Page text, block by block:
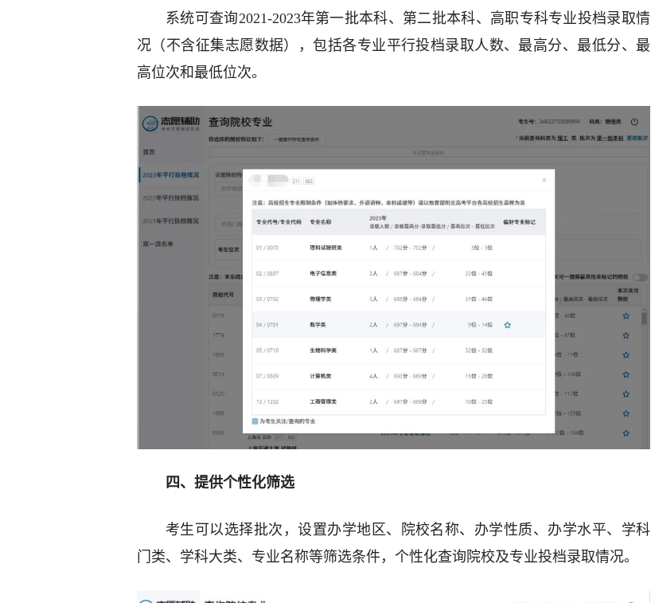
系统可查询2021-2023年第一批本科、第二批本科、高职专科专业投档录取情
况（不含征集志愿数据），包括各专业平行投档录取人数、最高分、最低分、最
高位次和最低位次。
四、提供个性化筛选
考生可以选择批次，设置办学地区、院校名称、办学性质、办学水平、学科
门类、学科大类、专业名称等筛选条件，个性化查询院校及专业投档录取情况。